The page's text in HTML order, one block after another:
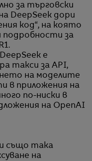
за търговски
DeepSeek дори
код“, на която
подробности за
е
такси за API,
на моделите
в приложения на
по-ниски в
на OpenAI
също така
на